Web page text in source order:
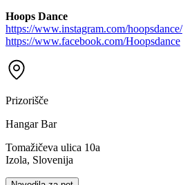
Hoops Dance
https://www.instagram.com/hoopsdance/
https://www.facebook.com/Hoopsdance
Prizorišče
Hangar Bar
Tomažičeva ulica 10a
Izola, Slovenija